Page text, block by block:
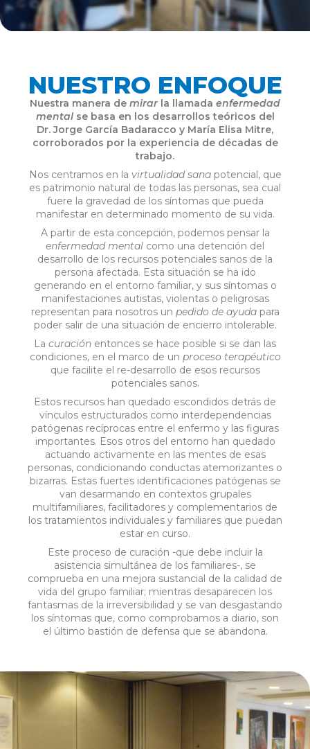
NUESTRO ENFOQUE
Nuestra manera de mirar la llamada enfermedad
mentalse basa en los desarrollos teóricos del
Dr. Jorge García Badaracco y María Elisa Mitre,
corroborados por la experiencia de décadas de
trabajo.
Nos centramos en la virtualidad sanapotencial, que
es patrimonio natural de todas las personas, sea cual
fuere la gravedad de los síntomas que pueda
manifestar en determinado momento de su vida.
A partir de esta concepción, podemos pensar la
enfermedad mental como una detención del
desarrollo de los recursos potenciales sanos de la
persona afectada. Esta situación se ha ido
generando en el entorno familiar, y sus síntomas o
manifestaciones autistas, violentas o peligrosas
representan para nosotros un pedido de ayuda para
poder salir de una situación de encierro intolerable.
La curación entonces se hace posible si se dan las
condiciones, en el marco de un proceso terapéutico
que facilite el re-desarrollo de esos recursos
potenciales sanos.
Estos recursos han quedado escondidos detrás de
vínculos estructurados como interdependencias
patógenas recíprocas entre el enfermo y las figuras
importantes. Esos otros del entorno han quedado
actuando activamente en las mentes de esas
personas, condicionando conductas atemorizantes o
bizarras. Estas fuertes identificaciones patógenas se
van desarmando en contextos grupales
multifamiliares, facilitadores y complementarios de
los tratamientos individuales y familiares que puedan
estar en curso.
Este proceso de curación -que debe incluir la
asistencia simultánea de los familiares-, se
comprueba en una mejora sustancial de la calidad de
vida del grupo familiar; mientras desaparecen los
fantasmas de la irreversibilidad y se van desgastando
los síntomas que, como comprobamos a diario, son
el último bastión de defensa que se abandona.